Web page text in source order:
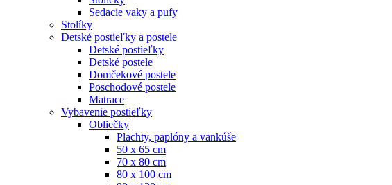
Sedacie vaky a pufy
Stolíky
Detské postieľky a postele
Detské postieľky
Detské postele
Domčekové postele
Poschodové postele
Matrace
Vybavenie postieľky
Obliečky
Plachty, paplóny a vankúše
50 x 65 cm
70 x 80 cm
80 x 100 cm